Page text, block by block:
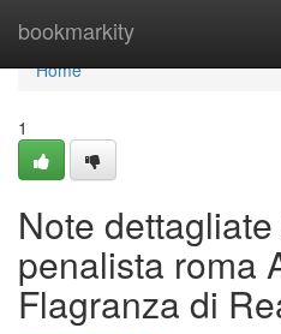
bookmarkity
Home
Home
1
Note
penalista roma
Flagranza di